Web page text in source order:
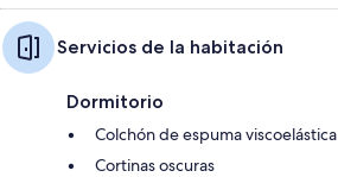
Servicios de la habitación
Dormitorio
Colchón de espuma viscoelástica
Cortinas oscuras